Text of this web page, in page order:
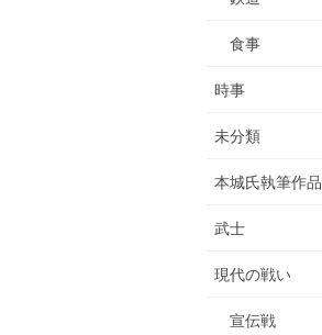
食事
時事
未分類
本城氏執筆作品
武士
現代の戦い
宣伝戦